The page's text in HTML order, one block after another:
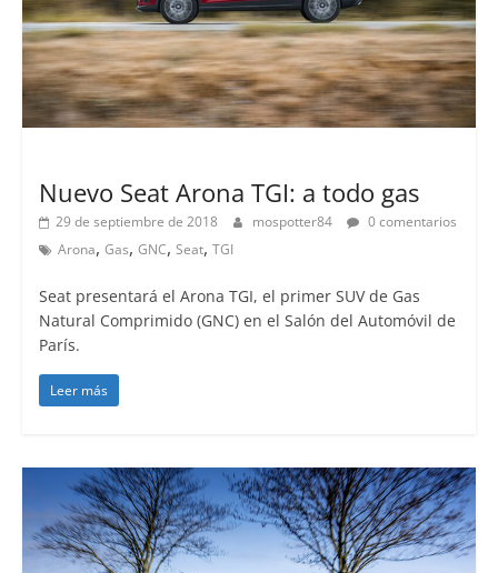
Nuevo Seat Arona TGI: a todo gas
29 de septiembre de 2018 mospotter84
0 comentarios
Arona, Gas, GNC, Seat, TGI
Seat presentará el Arona TGI, el primer SUV de Gas
Natural Comprimido (GNC) en el Salón del Automóvil de
París.
Leer más